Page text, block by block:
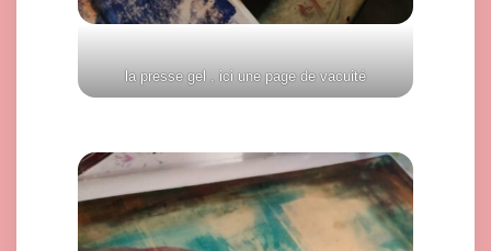
la presse gel , ici une page de vacuité